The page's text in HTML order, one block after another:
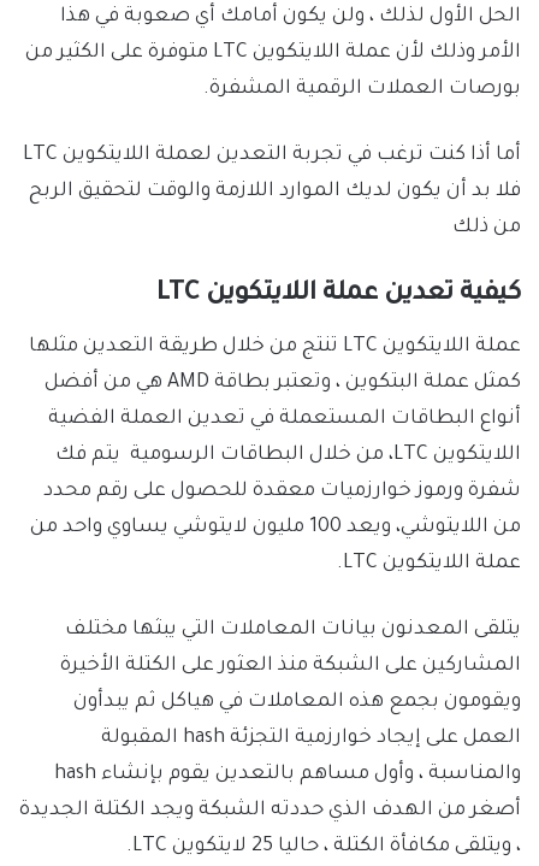
الحل الأول لذلك ، ولن يكون أمامك أي صعوبة في هذا
الأمر وذلك لأن عملة اللايتكوين LTC متوفرة على الكثير من
بورصات العملات الرقمية المشفرة.
أما أذا كنت ترغب في تجربة التعدين لعملة اللايتكوين LTC
فلا بد أن يكون لديك الموارد اللازمة والوقت لتحقيق الربح
من ذلك
كيفية تعدين عملة اللايتكوين LTC
عملة اللايتكوين LTC تنتج من خلال طريقة التعدين مثلها
كمثل عملة البتكوين ، وتعتبر بطاقة AMD هي من أفضل
أنواع البطاقات المستعملة في تعدين العملة الفضية
اللايتكوين LTC، من خلال البطاقات الرسومية يتم فك
شفرة ورموز خوارزميات معقدة للحصول على رقم محدد
من اللايتوشي، ويعد 100 مليون لايتوشي يساوي واحد من
عملة اللايتكوين LTC.
يتلقى المعدنون بيانات المعاملات التي يبثها مختلف
المشاركين على الشبكة منذ العثور على الكتلة الأخيرة
ويقومون بجمع هذه المعاملات في هياكل ثم يبدأون
العمل على إيجاد خوارزمية التجزئة hash المقبولة
والمناسبة ، وأول مساهم بالتعدين يقوم بإنشاء hash
أصغر من الهدف الذي حددته الشبكة ويجد الكتلة الجديدة
، ويتلقى مكافأة الكتلة ، حاليا 25 لايتكوين LTC.